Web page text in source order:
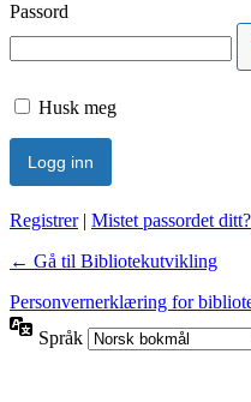
Passord
Husk meg
Registrer| Mistet passordet ditt?
← Gå til Bibliotekutvikling
Personvernerklæring for
Språk